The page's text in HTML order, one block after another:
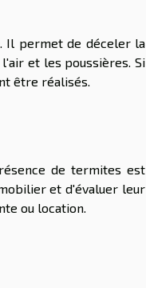
Il permet de déceler la
et les poussières. Si
être réalisés.
de termites est
et d'évaluer leur
ou location.